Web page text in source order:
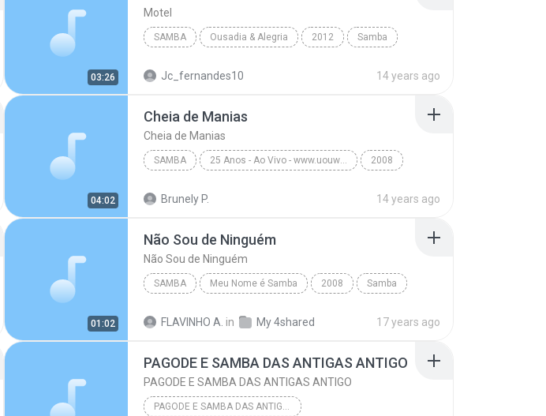
03:26
Motel
SAMBA Ousadia & Alegria 2012 Samba
Jc_fernandes10 14 years ago
04:02
Cheia de Manias
Cheia de Manias
SAMBA 25 Anos - Ao Vivo - www.uouwww.com 2008
Brunely P. 14 years ago
01:02
Não Sou de Ninguém
Não Sou de Ninguém
SAMBA Meu Nome é Samba 2008 Samba
FLAVINHO A. in My 4shared 17 years ago
PAGODE E SAMBA DAS ANTIGAS ANTIGO
PAGODE E SAMBA DAS ANTIGAS ANTIGO
PAGODE E SAMBA DAS ANTIGAS ANTIGO